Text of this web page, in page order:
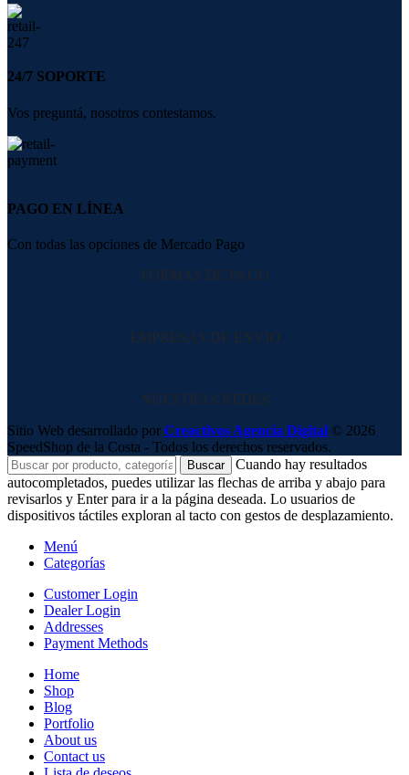
24/7 SOPORTE
Vos preguntá, nosotros contestamos.
PAGO EN LÍNEA
Con todas las opciones de Mercado Pago
FORMAS DE PAGO
EMPRESAS DE ENVIO
NUESTRAS REDES
Sitio Web desarrollado por Creactivos Agencia Digital © 2026
SpeedShop de la Costa - Todos los derechos reservados.
Buscar
Cuando hay resultados
autocompletados, puedes utilizar las flechas de arriba y abajo para
revisarlos y Enter para ir a la página deseada. Lo usuarios de
dispositivos táctiles exploran al tacto con gestos de desplazamiento.
Menú
Categorías
Customer Login
Dealer Login
Addresses
Payment Methods
Home
Shop
Blog
Portfolio
About us
Contact us